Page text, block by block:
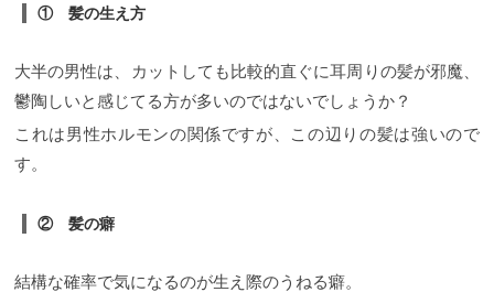
① 髪の生え方
大半の男性は、カットしても比較的直ぐに耳周りの髪が邪魔、
鬱陶しいと感じてる方が多いのではないでしょうか？
これは男性ホルモンの関係ですが、この辺りの髪は強いので
す。
② 髪の癖
結構な確率で気になるのが生え際のうねる癖。